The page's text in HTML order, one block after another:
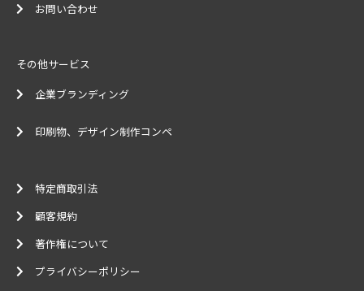
お問い合わせ
その他サービス
企業ブランディング
印刷物、デザイン制作コンペ
特定商取引法
顧客規約
著作権について
プライバシーポリシー